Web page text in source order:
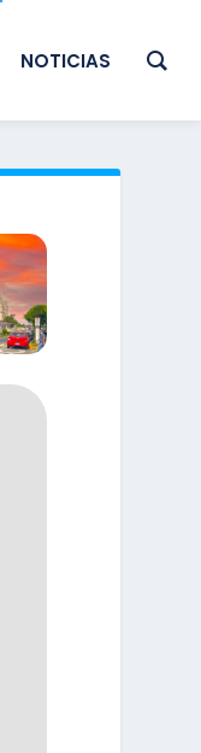
NOTICIAS